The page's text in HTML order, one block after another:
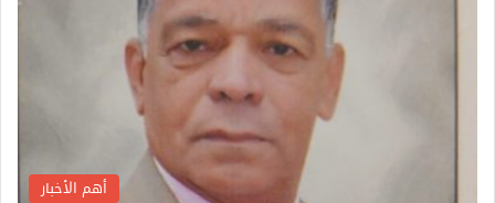
أهم الأخبار